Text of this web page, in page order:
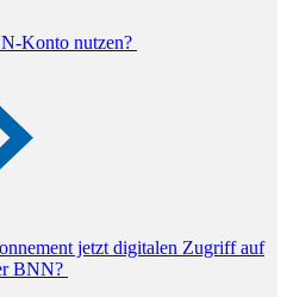
Konto nutzen?
jetzt digitalen Zugriff auf
BNN?